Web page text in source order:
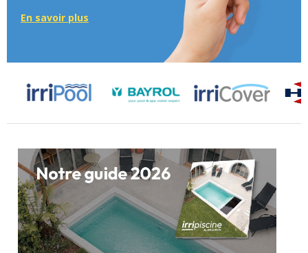
En savoir plus